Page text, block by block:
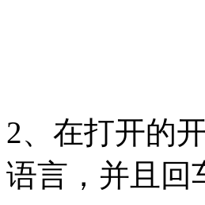
2、在打开的
语言，并且回